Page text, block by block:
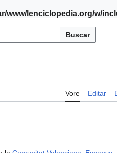
www/lenciclopedia.org/w/
Buscar
Vore Editar